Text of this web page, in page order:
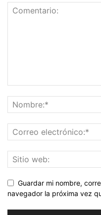
Guardar mi nombre,
navegador la próxima vez